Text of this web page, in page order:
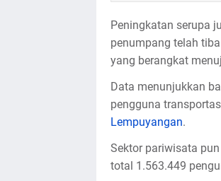
Peningkatan serupa
penumpang telah
yang berangkat
Data menunjukkan
pengguna
Lempuyangan.
Sektor pariwisata
total 1.563.449